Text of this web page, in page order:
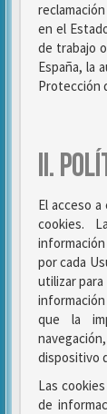
en el
de trabajo
España, la
Protección
II.
El acceso
cookies.
por cada
utilizar
que la
dispositivo
Las
de